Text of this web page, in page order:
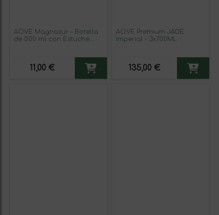
AOVE Magnasur – Botella
de 500 ml con Estuche
11,00 €
AOVE Premium JADE
imperial - 3x700ML
135,00 €